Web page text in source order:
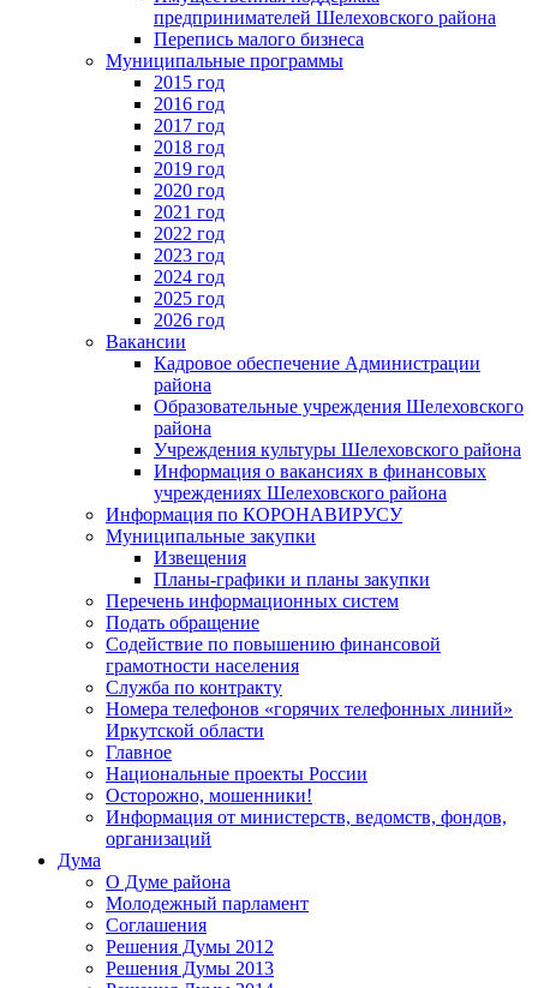
предпринимателей Шелеховского района
Перепись малого бизнеса
Муниципальные программы
2015 год
2016 год
2017 год
2018 год
2019 год
2020 год
2021 год
2022 год
2023 год
2024 год
2025 год
2026 год
Вакансии
Кадровое обеспечение Администрации
района
Образовательные учреждения Шелеховского
района
Учреждения культуры Шелеховского района
Информация о вакансиях в финансовых
учреждениях Шелеховского района
Информация по КОРОНАВИРУСУ
Муниципальные закупки
Извещения
Планы-графики и планы закупки
Перечень информационных систем
Подать обращение
Содействие по повышению финансовой
грамотности населения
Служба по контракту
Номера телефонов «горячих телефонных линий»
Иркутской области
Главное
Национальные проекты России
Осторожно, мошенники!
Информация от министерств, ведомств, фондов,
организаций
Дума
О Думе района
Молодежный парламент
Соглашения
Решения Думы 2012
Решения Думы 2013